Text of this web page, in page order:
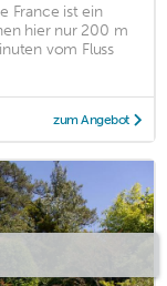
France ist ein
hier nur 200 m
vom Fluss
zum Angebot